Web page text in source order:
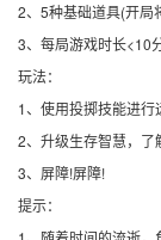
2、5种基础道具(开局
3、每局游戏时长<10
玩法：
1、使用投掷技能进行
2、升级生存智慧，了
3、屏障!屏障!
提示：